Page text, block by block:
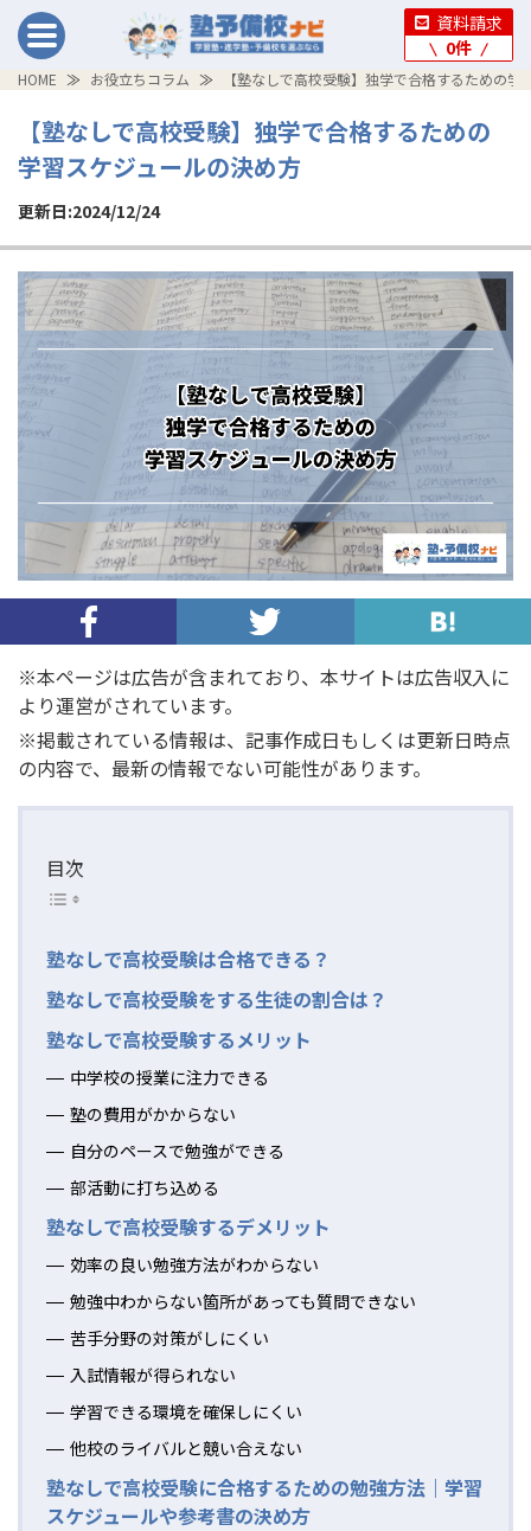
資料請求
0件
HOME お役立ちコラム 【塾なしで高校受験】独学で合格するための学
【塾なしで高校受験】独学で合格するための
学習スケジュールの決め方
更新日:2024/12/24
※本ページは広告が含まれており、本サイトは広告収入に
より運営がされています。
※掲載されている情報は、記事作成日もしくは更新日時点
の内容で、最新の情報でない可能性があります。
目次
塾なしで高校受験は合格できる？
塾なしで高校受験をする生徒の割合は？
塾なしで高校受験するメリット
中学校の授業に注力できる
塾の費用がかからない
自分のペースで勉強ができる
部活動に打ち込める
塾なしで高校受験するデメリット
効率の良い勉強方法がわからない
勉強中わからない箇所があっても質問できない
苦手分野の対策がしにくい
入試情報が得られない
学習できる環境を確保しにくい
他校のライバルと競い合えない
塾なしで高校受験に合格するための勉強方法｜学習
スケジュールや参考書の決め方